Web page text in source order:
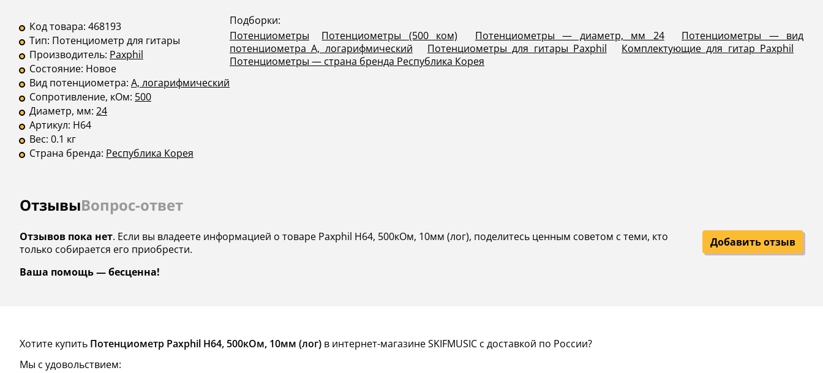
Код товара: 468193
Тип: Потенциометр для гитары
Производитель: Paxphil
Состояние: Новое
Вид потенциометра: A, логарифмический
Сопротивление, кОм: 500
Диаметр, мм: 24
Артикул: H64
Вес: 0.1 кг
Страна бренда: Республика Корея
Подборки:
Потенциометры
Потенциометры (500 ком) Потенциометры — диаметр, мм 24
Потенциометры — вид
потенциометра А, логарифмический
Потенциометры для гитары Paxphil
Комплектующие для гитар Paxphil
Потенциометры — страна бренда Республика Корея
ОтзывыВопрос-ответ
Отзывов пока нет. Если вы владеете информацией о товаре Paxphil H64, 500кОм, 10мм (лог), поделитесь ценным советом с теми, кто
только собирается его приобрести.
Ваша помощь — бесценна!
Добавить отзыв
Хотите купить Потенциометр Paxphil H64, 500кОм, 10мм (лог) в интернет-магазине SKIFMUSIC с доставкой по России?
Мы с удовольствием: